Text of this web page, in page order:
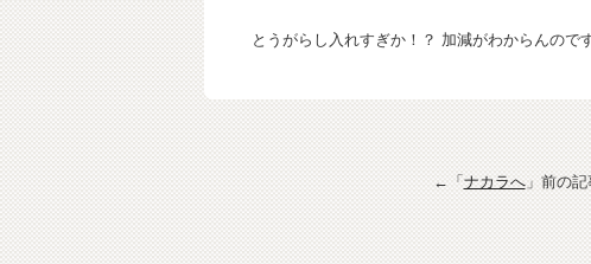
とうがらし入れすぎか！？ 加減がわからんので
←「ナカラへ」前の